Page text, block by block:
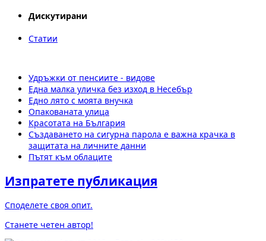
Дискутирани
Статии
Удръжки от пенсиите - видове
Една малка уличка без изход в Несебър
Едно лято с моята внучка
Опакованата улица
Красотата на България
Създаването на сигурна парола е важна крачка в
защитата на личните данни
Пътят към облаците
Изпратете публикация
Споделете своя опит.
Станете четен автор!